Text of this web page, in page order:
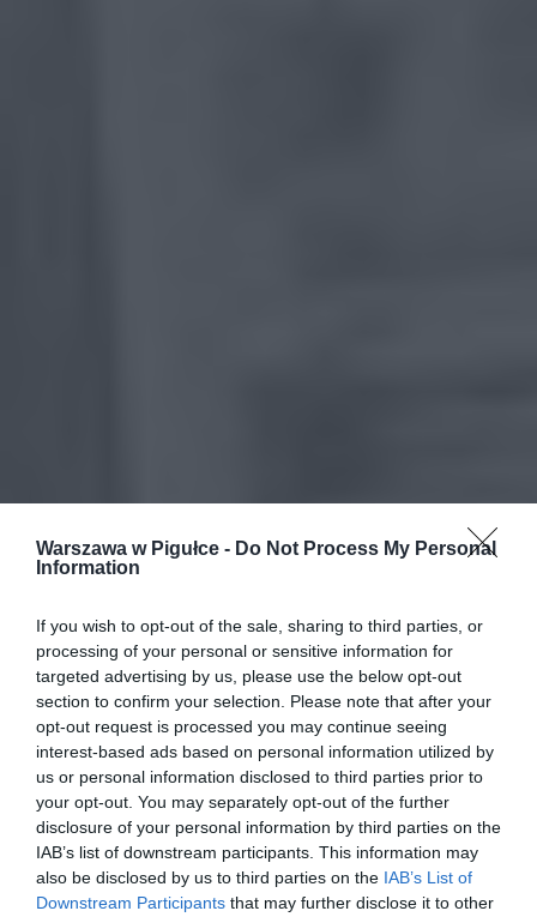
Warszawa w Pigułce - Do Not Process My Personal
Information
If you wish to opt-out of the sale, sharing to third parties, or
processing of your personal or sensitive information for
targeted advertising by us, please use the below opt-out
section to confirm your selection. Please note that after your
opt-out request is processed you may continue seeing
interest-based ads based on personal information utilized by
us or personal information disclosed to third parties prior to
your opt-out. You may separately opt-out of the further
disclosure of your personal information by third parties on the
IAB’s list of downstream participants. This information may
also be disclosed by us to third parties on the IAB’s List of
Downstream Participants that may further disclose it to other